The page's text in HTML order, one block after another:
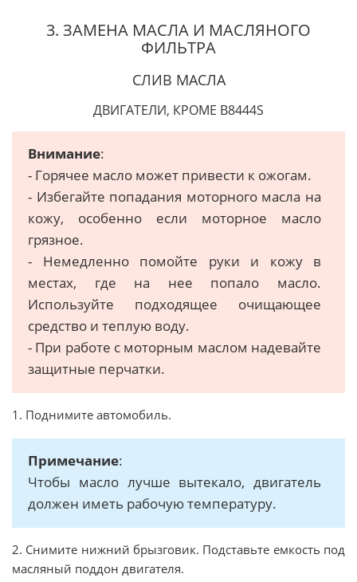
3. ЗАМЕНА МАСЛА И МАСЛЯНОГО
ФИЛЬТРА
СЛИВ МАСЛА
ДВИГАТЕЛИ, КРОМЕ В8444S
Внимание:
- Горячее масло может привести к ожогам.
- Избегайте попадания моторного масла на
кожу, особенно если моторное масло
грязное.
- Немедленно помойте руки и кожу в
местах, где на нее попало масло.
Используйте подходящее очищающее
средство и теплую воду.
- При работе с моторным маслом надевайте
защитные перчатки.
1. Поднимите автомобиль.
Примечание:
Чтобы масло лучше вытекало, двигатель
должен иметь рабочую температуру.
2. Снимите нижний брызговик. Подставьте емкость под
масляный поддон двигателя.